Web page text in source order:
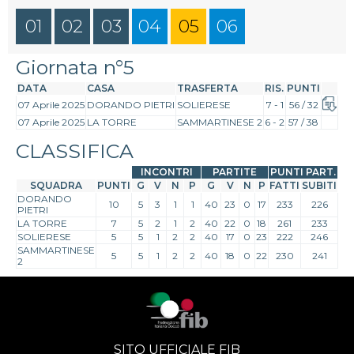
01 02 03 04 05 06
Giornata n°5
DATA CASA TRASFERTA RIS. PUNTI
07 Aprile 2025 DORANDO PIETRI SOLIERESE 7 - 1 56 / 32
07 Aprile 2025 LA TORRE SAMMARTINESE 2 6 - 2 57 / 38
CLASSIFICA
INCONTRI PARTITE
PUNTI PART.
SQUADRA
PUNTI G V N P G V N P FATTI SUBITI
DORANDO
PIETRI
10 5 3 1 1 40 23 0 17 233
226
LA TORRE
7 5 2 1 2 40 22 0 18 261
233
SOLIERESE
5 5 1 2 2 40 17 0 23 222
246
SAMMARTINESE
2
5 5 1 2 2 40 18 0 22 230 241
SITO UFFICIALE FIB